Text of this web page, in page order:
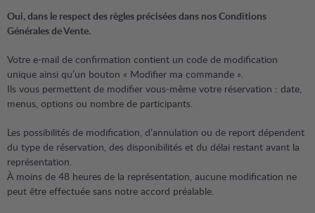
Oui, dans le respect des règles précisées dans nos Conditions
Générales de Vente.
Votre e-mail de confirmation contient un code de modification
unique ainsi qu’un bouton « Modifier ma commande ».
Ils vous permettent de modifier vous-même votre réservation : date,
menus, options ou nombre de participants.
Les possibilités de modification, d’annulation ou de report dépendent
du type de réservation, des disponibilités et du délai restant avant la
représentation.
À moins de 48 heures de la représentation, aucune modification ne
peut être effectuée sans notre accord préalable.